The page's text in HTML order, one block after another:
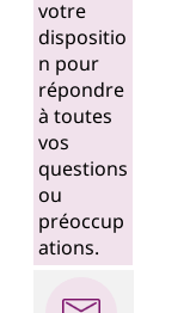
votre
dispositio
n pour
répondre
à toutes
vos
questions
ou
préoccup
ations.